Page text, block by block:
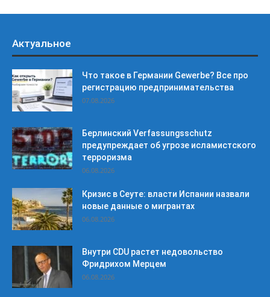
Актуальное
Что такое в Германии Gewerbe? Все про
регистрацию предпринимательства
07.08.2026
Берлинский Verfassungsschutz
предупреждает об угрозе исламистского
терроризма
06.08.2026
Кризис в Сеуте: власти Испании назвали
новые данные о мигрантах
06.08.2026
Внутри CDU растет недовольство
Фридрихом Мерцем
06.08.2026